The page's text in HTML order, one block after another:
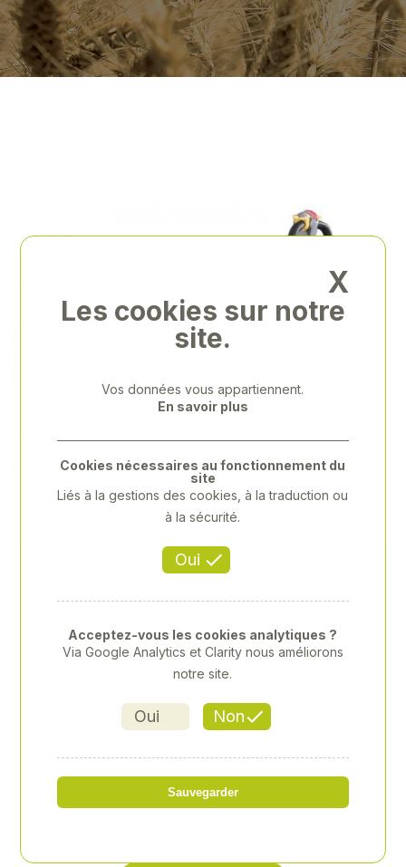
PRAMAC - EY15L
X
Les cookies sur notre
site.
Vos données vous appartiennent.
En savoir plus
Oui
Cookies nécessaires au fonctionnement du
site
Liés à la gestions des cookies, à la traduction ou
à la sécurité.
Oui Non
Acceptez-vous les cookies analytiques ?
Via Google Analytics et Clarity nous améliorons
notre site.
Sauvegarder